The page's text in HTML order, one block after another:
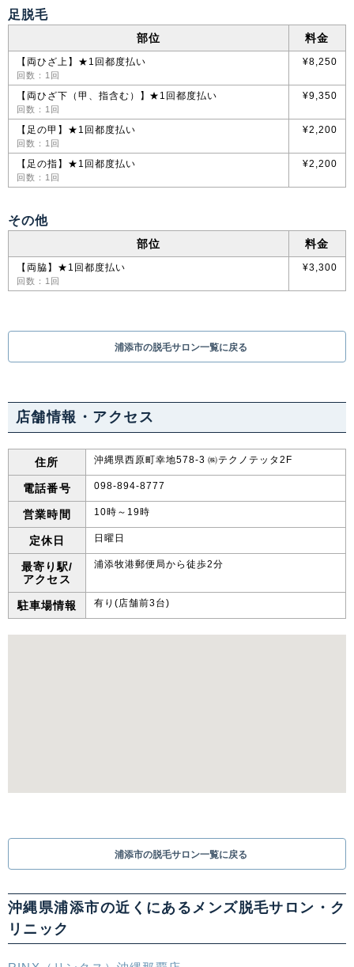
足脱毛
部位 料金
【両ひざ上】★1回都度払い
回数：1回
¥8,250
【両ひざ下（甲、指含む）】★1回都度払い
回数：1回
¥9,350
【足の甲】★1回都度払い
回数：1回
¥2,200
【足の指】★1回都度払い
回数：1回
¥2,200
その他
部位 料金
【両脇】★1回都度払い
回数：1回
¥3,300
浦添市の脱毛サロン一覧に戻る
店舗情報・アクセス
住所 沖縄県西原町幸地578-3 ㈱テクノテッタ2F
電話番号 098-894-8777
営業時間 10時～19時
定休日 日曜日
最寄り駅/
アクセス
浦添牧港郵便局から徒歩2分
駐車場情報 有り(店舗前3台)
浦添市の脱毛サロン一覧に戻る
沖縄県浦添市の近くにあるメンズ脱毛サロン・ク
リニック